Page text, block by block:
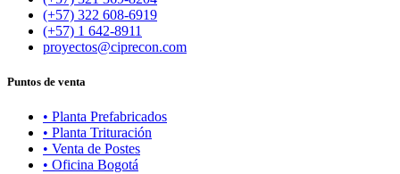
(+57) 322 608-6919
(+57) 1 642-8911
proyectos@ciprecon.com
Puntos de venta
• Planta Prefabricados
• Planta Trituración
• Venta de Postes
• Oficina Bogotá